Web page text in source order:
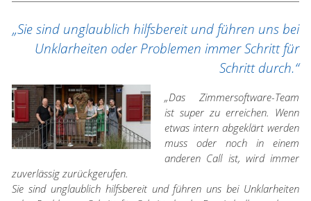
„Sie sind unglaublich hilfsbereit und führen uns bei
Unklarheiten oder Problemen immer Schritt für
Schritt durch.“
„Das Zimmersoftware-Team
ist super zu erreichen. Wenn
etwas intern abgeklärt werden
muss oder noch in einem
anderen Call ist, wird immer
zuverlässig zurückgerufen.
Sie sind unglaublich hilfsbereit und führen uns bei Unklarheiten